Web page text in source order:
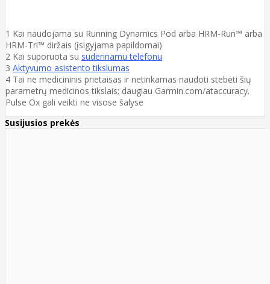
1 Kai naudojama su Running Dynamics Pod arba HRM-Run™ arba
HRM-Tri™ diržais (įsigyjama papildomai)
2 Kai suporuota su suderinamu telefonu
3 Aktyvumo asistento tikslumas
4 Tai ne medicininis prietaisas ir netinkamas naudoti stebėti šių
parametrų medicinos tikslais; daugiau Garmin.com/ataccuracy.
Pulse Ox gali veikti ne visose šalyse
Susijusios prekės